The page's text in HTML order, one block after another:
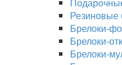
Резиновые
Брелоки-
Брелоки-
Брелоки-